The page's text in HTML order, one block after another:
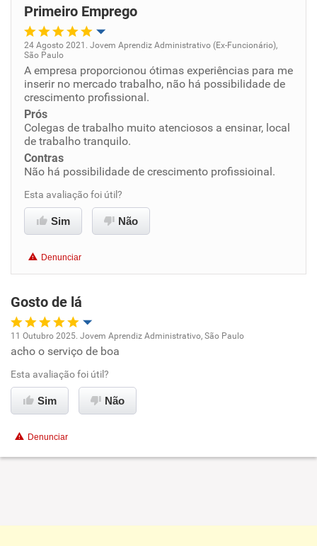
Primeiro Emprego
Oportunidade de promoção
Ambiente de trabalho
Conciliação com a vida familiar
Benefícios
Recomenda esta empresa
Recomenda a diretoria
24 Agosto 2021. Jovem Aprendiz Administrativo (Ex-Funcionário),
São Paulo
A empresa proporcionou ótimas experiências para me
inserir no mercado trabalho, não há possibilidade de
crescimento profissional.
Prós
Colegas de trabalho muito atenciosos a ensinar, local
de trabalho tranquilo.
Contras
Não há possibilidade de crescimento profissioinal.
Esta avaliação foi útil?
Sim Não
Denunciar
Gosto de lá
Oportunidade de promoção
Ambiente de trabalho
Benefícios
11 Outubro 2025. Jovem Aprendiz Administrativo, São Paulo
acho o serviço de boa
Esta avaliação foi útil?
Sim Não
Denunciar